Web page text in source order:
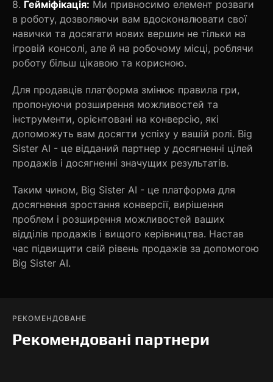
8. Гейміфікація: Ми привносимо елемент розваги
в роботу, дозволяючи вам вдосконалювати свої
навички та досягати нових вершин не тільки на
ігровій консолі, але й на робочому місці, роблячи
роботу більш цікавою та корисною.
Для продавців платформа змінює правила гри,
пропонуючи розширення можливостей та
інструменти, орієнтовані на конверсію, які
допоможуть вам досягти успіху у вашій ролі. Big
Sister AI - це відданий партнер у досягненні цілей
продажів і досягненні значущих результатів.
Таким чином, Big Sister AI - це платформа для
досягнення зростання конверсії, вирішення
проблем і розширення можливостей ваших
відділів продажів і вищого керівництва. Настав
час підвищити свій рівень продажів за допомогою
Big Sister AI.
РЕКОМЕНДОВАНЕ
Рекомендовані партнери